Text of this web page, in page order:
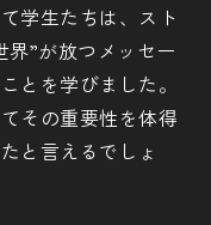
学生たちは、スト
”が放つメッセー
とを学びました。
その重要性を体得
と言えるでしょ